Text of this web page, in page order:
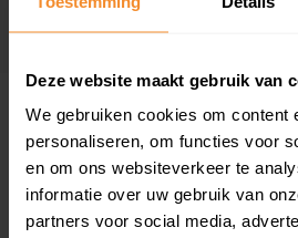
Deze website maakt gebruik van
We gebruiken cookies om content
personaliseren, om functies voor
en om ons websiteverkeer te
informatie over uw gebruik van
partners voor social media,
Woningen